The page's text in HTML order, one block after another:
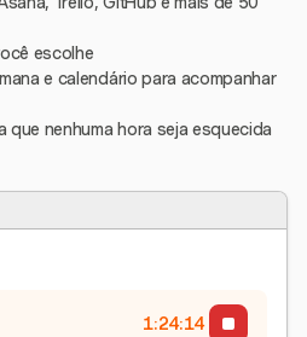
escolhe
e calendário para acompanhar
que nenhuma hora seja esquecida
1:24:15